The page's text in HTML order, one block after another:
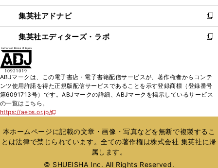
開
く
ウ
で
開
く
ン
ド
ウ
で
ウ
ィ
ン
ド
く
集英社アドナビ
新
し
い
ド
ウ
で
集英社エディターズ・ラボ
新
ィ
ン
ド
開
く
ABJマークは、この電子書店・電子書籍配信サービスが、著作権者からコンテ
ンツ使用許諾を得た正規版配信サービスであることを示す登録商標（登録番号
第6091713号）です。ABJマークの詳細、ABJマークを掲示しているサービス
の一覧はこちら。
https://aebs.or.jp/
新
い
ウ
ィ
本ホームページに記載の文章・画像・写真などを無断で複製するこ
とは法律で禁じられています。全ての著作権は株式会社 集英社に帰
属します。
© SHUEISHA Inc. All Rights Reserved.